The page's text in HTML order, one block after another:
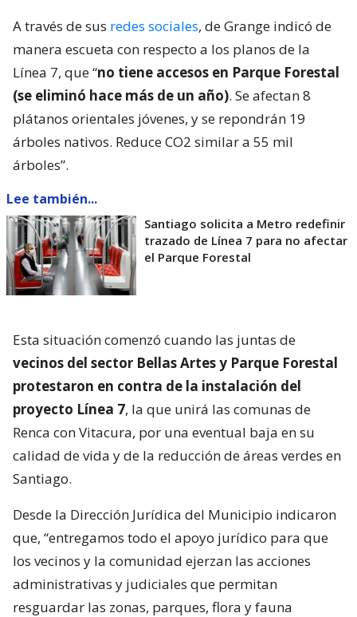
A través de sus redes sociales, de Grange indicó de
manera escueta con respecto a los planos de la
Línea 7, que “no tiene accesos en Parque Forestal
(se eliminó hace más de un año). Se afectan 8
plátanos orientales jóvenes, y se repondrán 19
árboles nativos. Reduce CO2 similar a 55 mil
árboles”.
Lee también...
Santiago solicita a Metro redefinir
trazado de Línea 7 para no afectar
el Parque Forestal
Esta situación comenzó cuando las juntas de
vecinos del sector Bellas Artes y Parque Forestal
protestaron en contra de la instalación del
proyecto Línea 7, la que unirá las comunas de
Renca con Vitacura, por una eventual baja en su
calidad de vida y de la reducción de áreas verdes en
Santiago.
Desde la Dirección Jurídica del Municipio indicaron
que, “entregamos todo el apoyo jurídico para que
los vecinos y la comunidad ejerzan las acciones
administrativas y judiciales que permitan
resguardar las zonas, parques, flora y fauna